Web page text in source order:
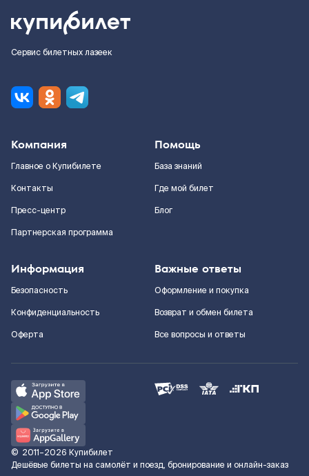
Сервис билетных лазеек
Компания
Главное о Купибилете
Контакты
Пресс-центр
Партнерская программа
Помощь
База знаний
Где мой билет
Блог
Информация
Безопасность
Конфиденциальность
Оферта
Важные ответы
Оформление и покупка
Возврат и обмен билета
Все вопросы и ответы
© 2011–2026 Купибилет
Дешёвые билеты на самолёт и поезд, бронирование и онлайн-заказ